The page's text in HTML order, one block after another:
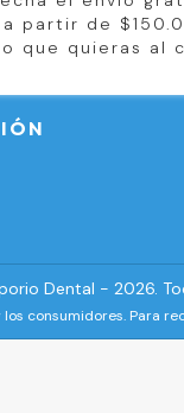
partir de
que quieras al
Dental - 2026.
los consumidores. Para